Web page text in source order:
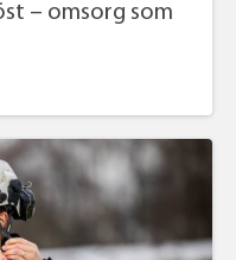
– omsorg som